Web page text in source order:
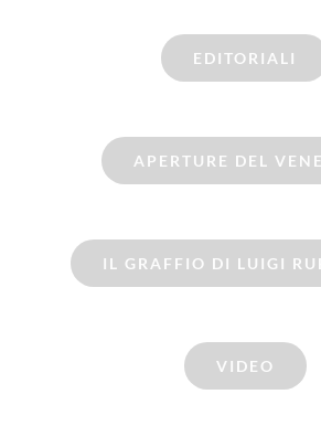
EDITORIALI
APERTURE DEL
IL GRAFFIO DI LUIGI
VIDEO